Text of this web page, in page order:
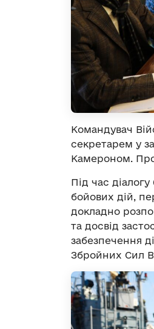
Командувач
секретарем у
Камероном.
Під час
бойових дій,
докладно
та досвід
забезпечення
Збройних Сил